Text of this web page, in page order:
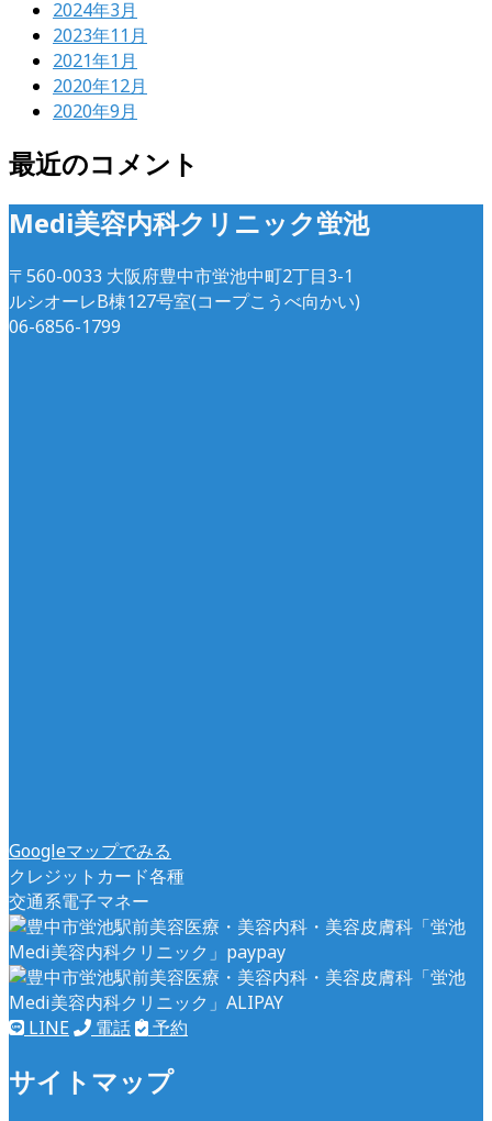
2024年3月
2023年11月
2021年1月
2020年12月
2020年9月
最近のコメント
Medi美容内科クリニック蛍池
〒560-0033 大阪府豊中市蛍池中町2丁目3-1
ルシオーレB棟127号室(コープこうべ向かい)
06-6856-1799
Googleマップでみる
クレジットカード各種
交通系電子マネー
LINE 電話 予約
サイトマップ